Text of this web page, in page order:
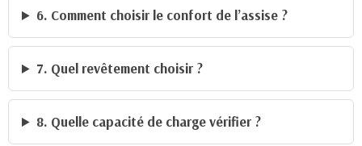
6. Comment choisir le confort de l’assise ?
7. Quel revêtement choisir ?
8. Quelle capacité de charge vérifier ?